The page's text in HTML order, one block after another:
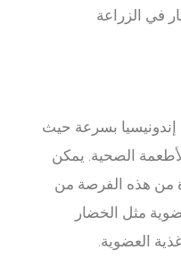
في الزراعة
بسرعة حيث
الصحية. يمكن
من هذه الفرصة من
مثل الخضار
العضوية.